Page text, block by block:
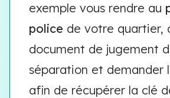
exemple vous rendre au
police de votre quartier,
document de jugement
séparation et demander
afin de récupérer la clé